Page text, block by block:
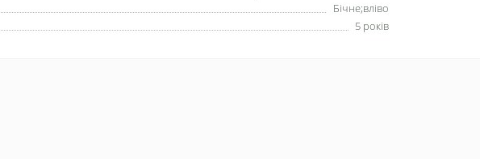
Бічне;вліво
5 років